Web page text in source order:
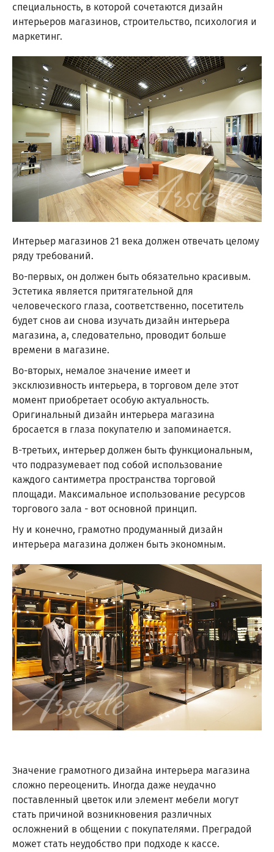
специальность, в которой сочетаются дизайн
интерьеров магазинов, строительство, психология и
маркетинг.
Интерьер магазинов 21 века должен отвечать целому
ряду требований.
Во-первых, он должен быть обязательно красивым.
Эстетика является притягательной для
человеческого глаза, соответственно, посетитель
будет снов аи снова изучать дизайн интерьера
магазина, а, следовательно, проводит больше
времени в магазине.
Во-вторых, немалое значение имеет и
эксклюзивность интерьера, в торговом деле этот
момент приобретает особую актуальность.
Оригинальный дизайн интерьера магазина
бросается в глаза покупателю и запоминается.
В-третьих, интерьер должен быть функциональным,
что подразумевает под собой использование
каждого сантиметра пространства торговой
площади. Максимальное использование ресурсов
торгового зала - вот основной принцип.
Ну и конечно, грамотно продуманный дизайн
интерьера магазина должен быть экономным.
Значение грамотного дизайна интерьера магазина
сложно переоценить. Иногда даже неудачно
поставленный цветок или элемент мебели могут
стать причиной возникновения различных
осложнений в общении с покупателями. Преградой
может стать неудобство при подходе к кассе.